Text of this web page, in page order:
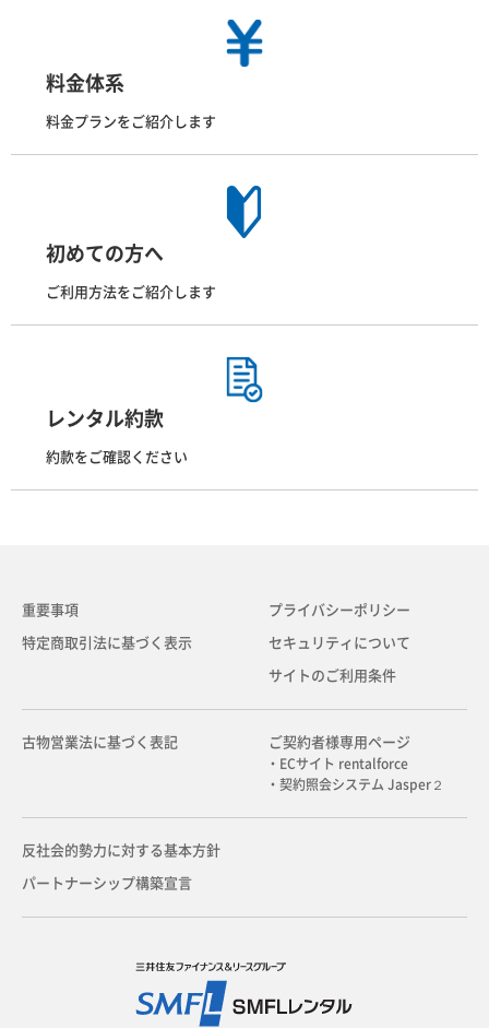
料金体系
料金プランをご紹介します
初めての方へ
ご利用方法をご紹介します
レンタル約款
約款をご確認ください
重要事項
特定商取引法に基づく表示
プライバシーポリシー
セキュリティについて
サイトのご利用条件
古物営業法に基づく表記 ご契約者様専用ページ
・ECサイト rentalforce
・契約照会システム Jasper２
反社会的勢力に対する基本方針
パートナーシップ構築宣言